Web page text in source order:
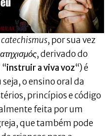
catechismus, por sua vez
, derivado do
instruir a viva voz“) é
o ensino oral da
princípios e código
feita por um
que também pode